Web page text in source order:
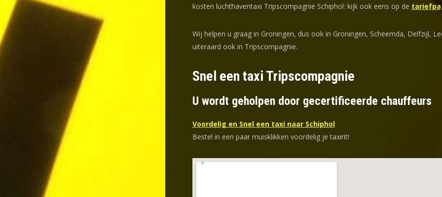
kosten luchthaventaxi Tripscompagnie Schiphol: kijk ook eens op de
Wij helpen u graag in Groningen, dus ook in Groningen, Scheemda, Delfzijl,
uiteraard ook in Tripscompagnie.
Snel een taxi Tripscompagnie
U wordt geholpen door gecertificeerde chauffeurs
Voordelig en Snel een taxi naar Schiphol
Bestel in een paar muisklikken voordelig je taxirit!